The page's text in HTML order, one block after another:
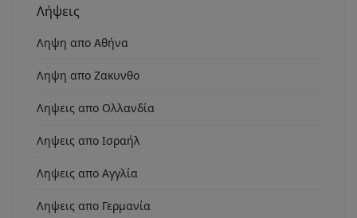
Λήψεις
Ληψη απο Αθήνα
Ληψη απο Ζακυνθο
Ληψεις απο Ολλανδία
Ληψεις απο Ισραήλ
Ληψεις απο Αγγλία
Ληψεις απο Γερμανία